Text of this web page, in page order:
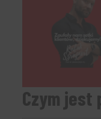
Czym jest